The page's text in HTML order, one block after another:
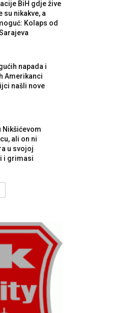
BiH gdje žive
su nikakve, a
Kolaps od
napada i
Amerikanci
našli nove
Nikšićevom
ali on ni
u svojoj
i grimasi